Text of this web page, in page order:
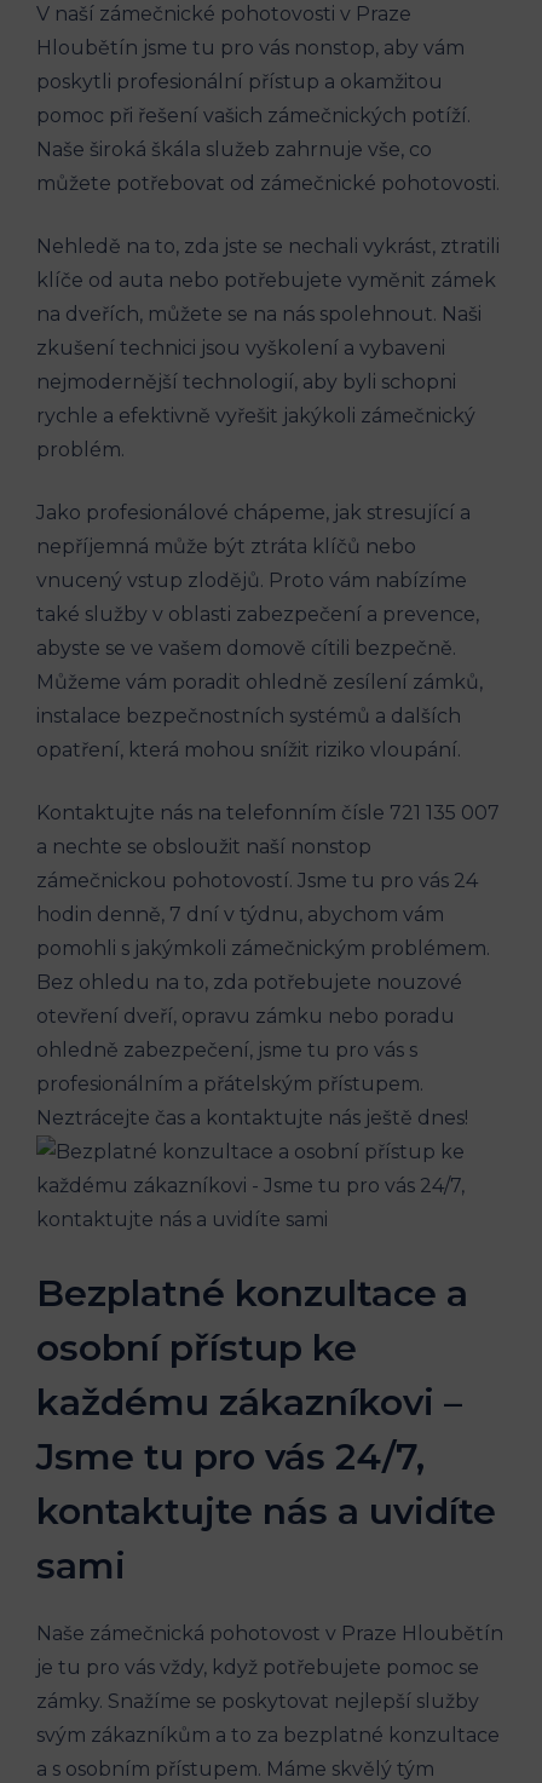
V naší zámečnické pohotovosti v Praze
Hloubětín jsme tu pro vás nonstop, aby vám
poskytli profesionální přístup a okamžitou
pomoc při řešení vašich zámečnických potíží.
Naše široká škála služeb zahrnuje vše, co
můžete potřebovat od zámečnické pohotovosti.
Nehledě na to, zda jste se nechali vykrást, ztratili
klíče od auta nebo potřebujete vyměnit zámek
na dveřích, můžete se na nás spolehnout. Naši
zkušení technici jsou vyškolení a vybaveni
nejmodernější technologií, aby byli schopni
rychle a efektivně vyřešit jakýkoli zámečnický
problém.
Jako profesionálové chápeme, jak stresující a
nepříjemná může být ztráta klíčů nebo
vnucený vstup zlodějů. Proto vám nabízíme
také služby v oblasti zabezpečení a prevence,
abyste se ve vašem domově cítili bezpečně.
Můžeme vám poradit ohledně zesílení zámků,
instalace bezpečnostních systémů a dalších
opatření, která mohou snížit riziko vloupání.
Kontaktujte nás na telefonním čísle 721 135 007
a nechte se obsloužit naší nonstop
zámečnickou pohotovostí. Jsme tu pro vás 24
hodin denně, 7 dní v týdnu, abychom vám
pomohli s jakýmkoli zámečnickým problémem.
Bez ohledu na to, zda potřebujete nouzové
otevření dveří, opravu zámku nebo poradu
ohledně zabezpečení, jsme tu pro vás s
profesionálním a přátelským přístupem.
Neztrácejte čas a kontaktujte nás ještě dnes!
Bezplatné konzultace a
osobní přístup ke
každému zákazníkovi –
Jsme tu pro vás 24/7,
kontaktujte nás a uvidíte
sami
Naše zámečnická pohotovost v Praze Hloubětín
je tu pro vás vždy, když potřebujete pomoc se
zámky. Snažíme se poskytovat nejlepší služby
svým zákazníkům a to za bezplatné konzultace
a s osobním přístupem. Máme skvělý tým